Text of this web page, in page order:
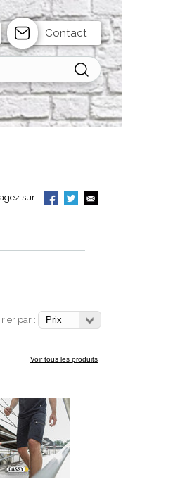
Contact
sur
par :
Voir tous les produits